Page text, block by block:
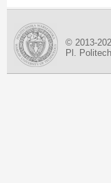
© 2013-
Pl.